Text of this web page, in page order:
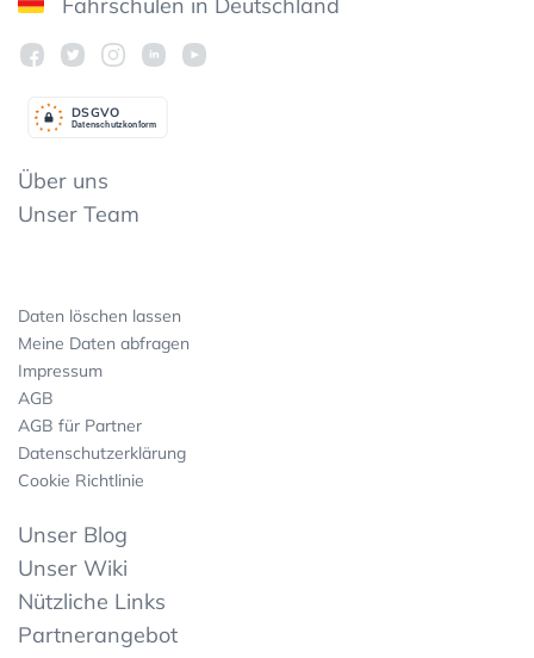
Datenschutzkonform
DSGVO
Über uns
Unser Team
Daten löschen lassen
Meine Daten abfragen
Impressum
AGB
AGB für Partner
Datenschutzerklärung
Cookie Richtlinie
Unser Blog
Unser Wiki
Nützliche Links
Partnerangebot